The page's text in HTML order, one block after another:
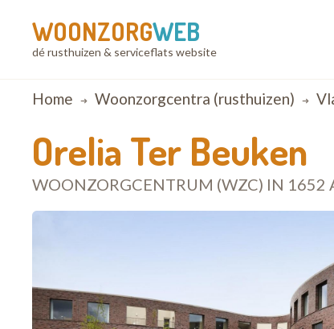
WOONZORGWEB
dé rusthuizen & serviceflats website
Breadcrumb
Home Woonzorgcentra (rusthuizen)
Orelia Ter Beuken
WOONZORGCENTRUM (WZC) IN 1652